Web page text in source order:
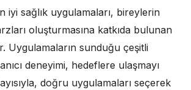
iyi sağlık uygulamaları, bireylerin
oluşturmasına katkıda bulunan
Uygulamaların sunduğu çeşitli
deneyimi, hedeflere ulaşmayı
doğru uygulamaları seçerek